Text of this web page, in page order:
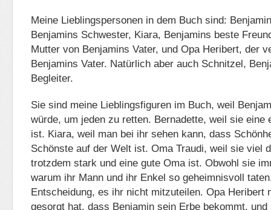
Meine Lieblingspersonen in dem Buch sind:
Benjamins Schwester, Kiara, Benjamins beste
Mutter von Benjamins Vater, und Opa Heribert, der
Benjamins Vater. Natürlich aber auch Schnitzel,
Begleiter.
Sie sind meine Lieblingsfiguren im Buch, weil
würde, um jeden zu retten. Bernadette, weil sie eine
ist. Kiara, weil man bei ihr sehen kann, dass
Schönste auf der Welt ist. Oma Traudi, weil sie viel
trotzdem stark und eine gute Oma ist. Obwohl sie
warum ihr Mann und ihr Enkel so geheimnisvoll
Entscheidung, es ihr nicht mitzuteilen. Opa Heribert
gesorgt hat, dass Benjamin sein Erbe bekommt,